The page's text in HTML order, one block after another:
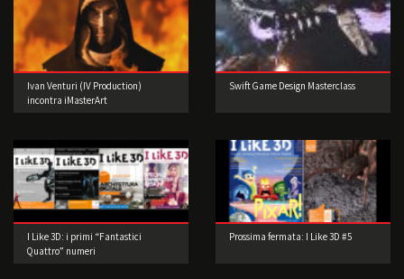
Ivan Venturi (IV Production)
incontra iMasterArt
Swift Game Design Masterclass
I Like 3D: i primi “Fantastici
Quattro” numeri
Prossima fermata: I Like 3D #5